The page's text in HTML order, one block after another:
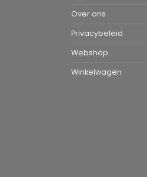
Over ons
Privacybeleid
Webshop
Winkelwagen